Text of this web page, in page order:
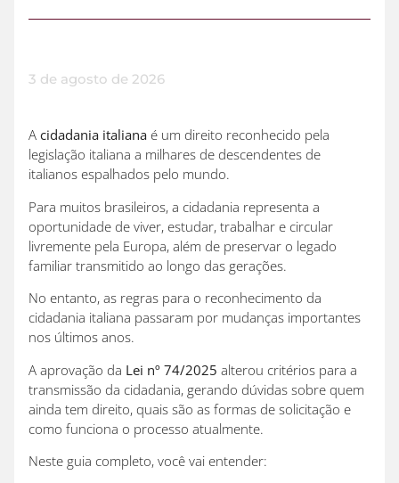
3 de agosto de 2026
A cidadania italiana é um direito reconhecido pela
legislação italiana a milhares de descendentes de
italianos espalhados pelo mundo.
Para muitos brasileiros, a cidadania representa a
oportunidade de viver, estudar, trabalhar e circular
livremente pela Europa, além de preservar o legado
familiar transmitido ao longo das gerações.
No entanto, as regras para o reconhecimento da
cidadania italiana passaram por mudanças importantes
nos últimos anos.
A aprovação da Lei nº 74/2025 alterou critérios para a
transmissão da cidadania, gerando dúvidas sobre quem
ainda tem direito, quais são as formas de solicitação e
como funciona o processo atualmente.
Neste guia completo, você vai entender: